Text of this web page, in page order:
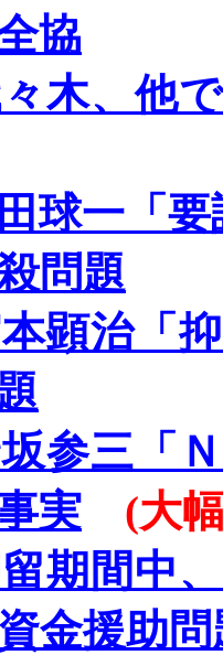
協
木、他
球一「要
問題
顕治「
参三「
実
(大
期間中
金援助問